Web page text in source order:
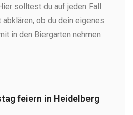
solltest du auf jeden Fall
ob du dein eigenes
in den Biergarten nehmen
feiern in Heidelberg